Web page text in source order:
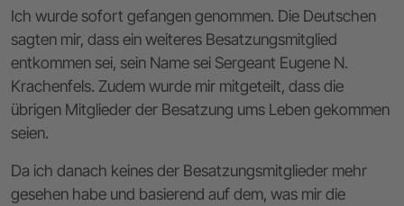
Ich wurde sofort gefangen genommen. Die Deutschen
sagten mir, dass ein weiteres Besatzungsmitglied
entkommen sei, sein Name sei Sergeant Eugene N.
Krachenfels. Zudem wurde mir mitgeteilt, dass die
übrigen Mitglieder der Besatzung ums Leben gekommen
seien.
Da ich danach keines der Besatzungsmitglieder mehr
gesehen habe und basierend auf dem, was mir die